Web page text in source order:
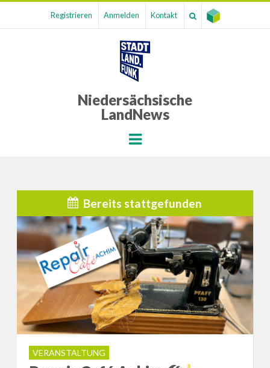
Registrieren Anmelden Kontakt
Niedersächsische
LandNews
Menu
Bereits stattgefunden
VERANSTALTUNG